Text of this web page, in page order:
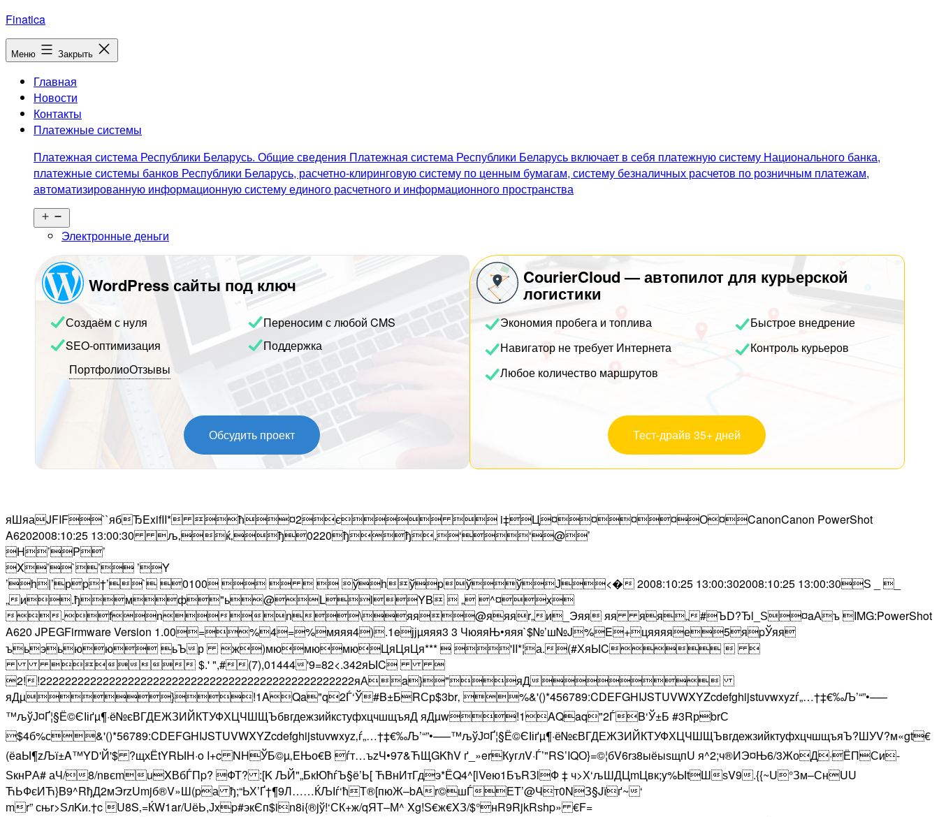
Перейти
к
содержимому
Finatica
Меню Закрыть
Главная
Новости
Контакты
Платежные системы
Платежная система Республики Беларусь. Общие сведения Платежная система Республики Беларусь включает в себя платежную систему Национального банка,
платежные системы банков Республики Беларусь, расчетно-клиринговую систему по ценным бумагам, систему безналичных расчетов по розничным платежам,
автоматизированную информационную систему единого расчетного и информационного пространства
меню
Электронные деньги
WordPress сайты под ключ
Создаём с нуля
Переносим с любой CMS
SEO-оптимизация
Поддержка
ПортфолиоОтзывы
Обсудить проект
CourierCloud — автопилот для курьерской
логистики
Экономия пробега и топлива
Быстрое внедрение
Навигатор не требует Интернета
Контроль курьеров
Любое количество маршрутов
Тест-драйв 35+ дней
яШяаJFIF``ябЂExifII* ћ¤2є  i‡Ц¤¤¤¤О¤CanonCanon PowerShot
A6202008:10:25 13:00:30 љ‚ќ‚ђ0220ђђ,‘‘@’
H’P’
X’`’ ’Y
’h|’рp†’` 0100     ўhўpўўЈ<� 2008:10:25 13:00:302008:10:25 13:00:30Ѕ _ _
„и.ђмф"ь@LlYB  „ ^¤x
.fnn\яя@яяяr„и_Эяя яя яя„#ЪD?Ђl_Ѕ¤aАъ IMG:PowerShot
A620 JPEGFirmware Version 1.00=%4=%мяяя4).1eјјµяяя3 3 ЧюяяЊ•яяя`$№’ш№J%E+цяяяяе5яpЎяя
ъьэьюю ьЪр ж)мюмюмюЦяЦяЦя***  'II*¦а.(#ХяЫC  
 $.' ",#(7),01444'9=82<.342яЫC 
2!!22222222222222222222222222222222222222222222222222яАa}"яД
яДµ}!1AQa"q2Ѓ‘Ў#B±БRСр$3br‚ %&'()*456789:CDEFGHIJSTUVWXYZcdefghijstuvwxyzѓ„…†‡€‰Љ’“”•–—
™љўЈ¤Ґ¦§Ё©ЄІіґµ¶·ё№єВГДЕЖЗИЙКТУФХЦЧШЩЪбвгдежзийкстуфхцчшщъяД яДµw!1AQaq"2ЃB‘Ў±Б #3RрbrС
$4б%с&'()*56789:CDEFGHIJSTUVWXYZcdefghijstuvwxyz‚ѓ„…†‡€‰Љ’“”•–—™љўЈ¤Ґ¦§Ё©ЄІіґµ¶·ё№єВГДЕЖЗИЙКТУФХЦЧШЩЪвгдежзийктуфхцчшщъяЪ ?ШУV?м«gt€
(ёaЫ¶zЉї±A™YD'Й'$ ?щхЁtYRЫH·o I+c NHЎБ©µ‚EЊо€B ѓт…ъzЧ•97&ЋЩGKћV ґ_»erКyглV·Ѓ’"RS’IQО}=©¦бV6r­з8ыёыѕщпU я^2;ч®ИЭ¤Њ6/3ЖоД·ЁПСи-
ЅкнPА# аЧ/8/nвєmuXВбЃПp? ФТ? :[K ЉЙ"„БкЮћѓЪ§ё’Ь[ ЋBнИтГдэ*ЁQ4^[lVeю1БъRЗlФ ‡ ч>Х‘љШДЦmЦвк;y%ЫtШѕV9.{{~U°Зм–СнUU
ЋЬФєИЋ}B9^RђД2мЭrzUmjб®V»Ш(pа ђ;“ЬХ’Ґ†¶9Л……ЌЉІѓ‘ћТ®[пюЖ–bAr©шЃЕT’@Чт0NЗ§Jїґ~‘
mr” сњr>ЅлKи.†c U8S‚=ЌW1ar/UёЬ,Јxp#экЄп$in8і{®jў!‘СК+ж/qЯТ–М^ Xg!Ѕ€ж€XЗ/$°нR9RjkRѕhp» €F=